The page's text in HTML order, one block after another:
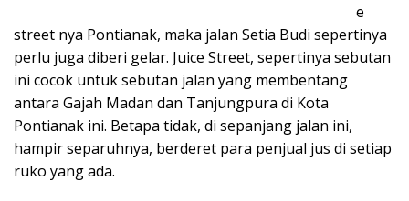
e
street nya Pontianak, maka jalan Setia Budi sepertinya
perlu juga diberi gelar. Juice Street, sepertinya sebutan
ini cocok untuk sebutan jalan yang membentang
antara Gajah Madan dan Tanjungpura di Kota
Pontianak ini. Betapa tidak, di sepanjang jalan ini,
hampir separuhnya, berderet para penjual jus di setiap
ruko yang ada.